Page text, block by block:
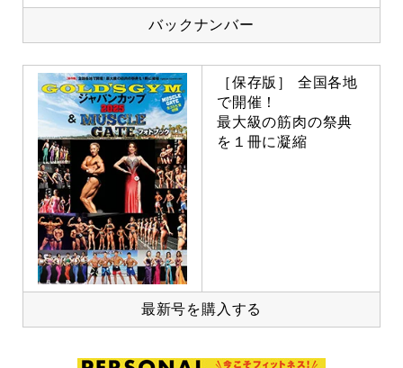
バックナンバー
［保存版］ 全国各地
で開催！
最大級の筋肉の祭典
を１冊に凝縮
最新号を購入する